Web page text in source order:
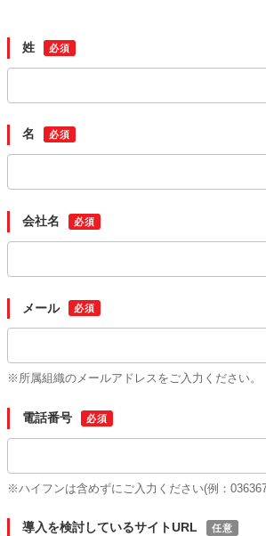
姓
名
会社名
メール
※所属組織のメールアドレスをご入力ください。
電話番号
※ハイフンは含めずにご入力ください(例：
導入を検討しているサイトURL